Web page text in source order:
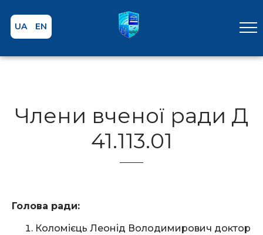
UA EN
Члени вченої ради Д
41.113.01
Голова ради:
Коломієць Леонід Володимирович доктор